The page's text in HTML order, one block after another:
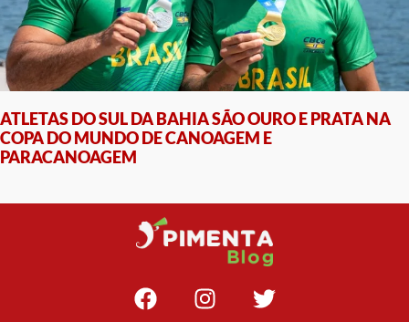
ATLETAS DO SUL DA BAHIA SÃO OURO E PRATA NA
COPA DO MUNDO DE CANOAGEM E
PARACANOAGEM